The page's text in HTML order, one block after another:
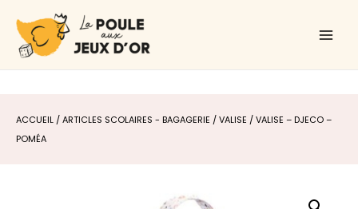
contenu
ACCUEIL /ARTICLES SCOLAIRES - BAGAGERIE /VALISE / VALISE – DJECO –
POMÉA